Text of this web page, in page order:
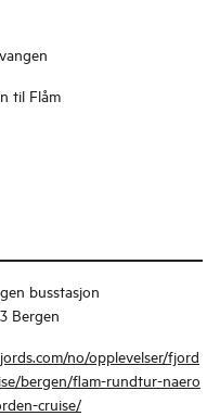
til Flåm
busstasjon
Bergen
no/opplevelser/fjord
bergen/flam-rundtur-naero
cruise/